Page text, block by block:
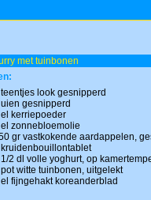
met tuinbonen
look gesnipperd
gesnipperd
kerriepoeder
zonnebloemolie
gr vastkokende aardappelen,
kruidenbouillontablet
2 dl volle yoghurt, op
pot witte tuinbonen, uitgelekt
fijngehakt koreanderblad